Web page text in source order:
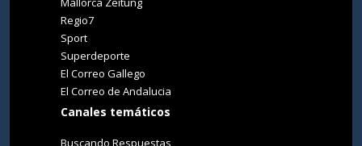
Regio7
Sport
Superdeporte
El Correo Gallego
El Correo de Andalucia
Canales temáticos
Buscando Respuestas